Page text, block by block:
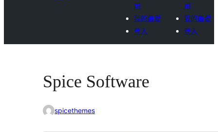
司
我的最愛
登入
司
我的最愛
登入
Spice Software
spicethemes